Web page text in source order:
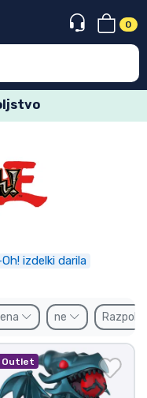
0
ponudbe
izdelki darila
ne
Outlet